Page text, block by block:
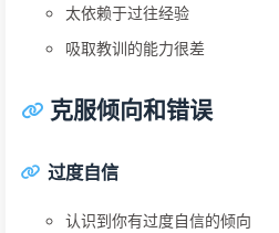
太依赖于过往经验
吸取教训的能力很差
克服倾向和错误
过度自信
认识到你有过度自信的倾向